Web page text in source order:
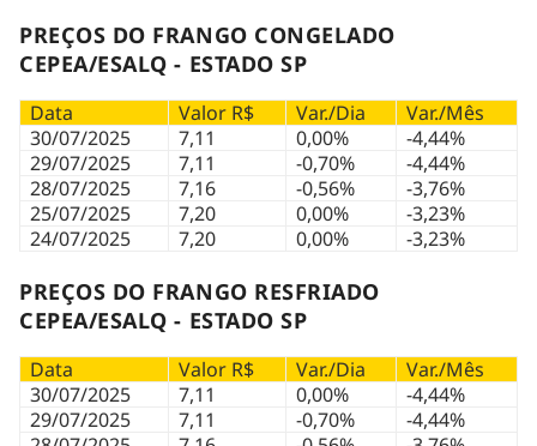
PREÇOS DO FRANGO CONGELADO
CEPEA/ESALQ - ESTADO SP
Data Valor R$ Var./Dia
Var./Mês
30/07/2025
7,11 0,00%
-4,44%
29/07/2025
7,11 -0,70%
-4,44%
28/07/2025
7,16 -0,56%
-3,76%
25/07/2025
7,20 0,00%
-3,23%
24/07/2025
7,20 0,00% -3,23%
PREÇOS DO FRANGO RESFRIADO
CEPEA/ESALQ - ESTADO SP
Data Valor R$ Var./Dia
Var./Mês
30/07/2025
7,11 0,00%
-4,44%
29/07/2025
7,11 -0,70%
-4,44%